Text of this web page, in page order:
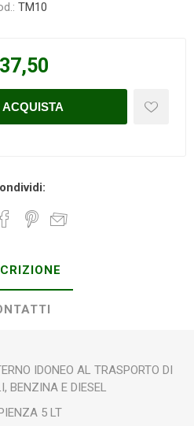
TM10
IDONEO AL TRASPORTO DI
BENZINA E DIESEL
5 LT